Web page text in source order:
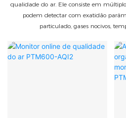
qualidade do ar. Ele consiste em
podem detectar com exatidão
particulado, gases nocivos,